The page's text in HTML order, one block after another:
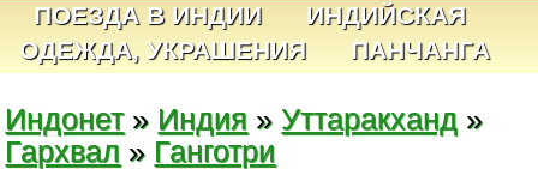
ПОЕЗДА В ИНДИИ
ИНДИЙСКАЯ
ОДЕЖДА, УКРАШЕНИЯ
ПАНЧАНГА
Индонет» Индия » Уттаракханд »
Гархвал » Ганготри